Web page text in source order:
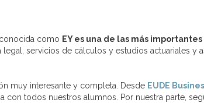
como EY es una de las más
legal, servicios de cálculos y estudios actuariales y
muy interesante y completa. Desde EUDE
con todos nuestros alumnos. Por nuestra parte,